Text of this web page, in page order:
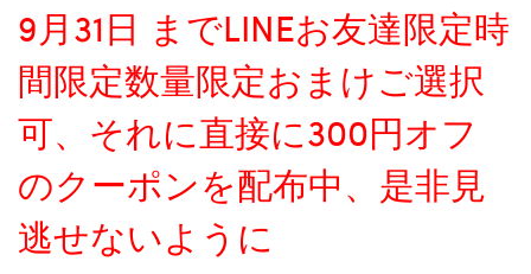
9月31日 までLINEお友達限定時
間限定数量限定おまけご選択
可、それに直接に300円オフ
のクーポンを配布中、是非見
逃せないように